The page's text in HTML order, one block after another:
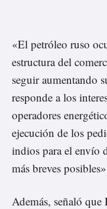
«El petróleo ruso
estructura del
seguir aumentando
responde a los
operadores
ejecución de los
indios para el envío
más breves
Además, señaló